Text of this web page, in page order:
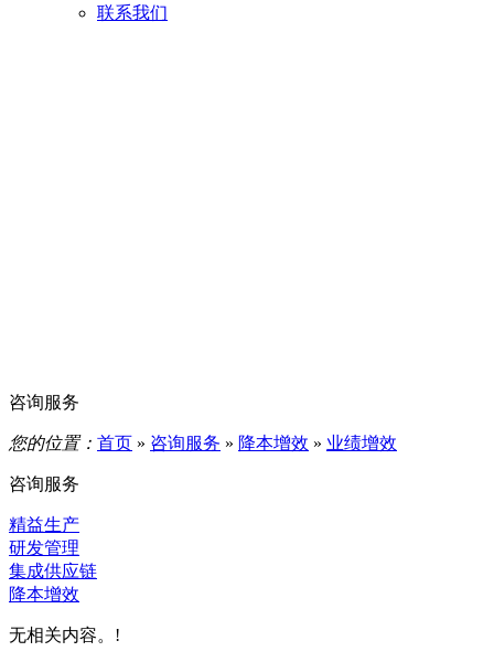
联系我们
咨询服务
您的位置： 首页 » 咨询服务 » 降本增效 » 业绩增效
咨询服务
精益生产
研发管理
集成供应链
降本增效
无相关内容。!